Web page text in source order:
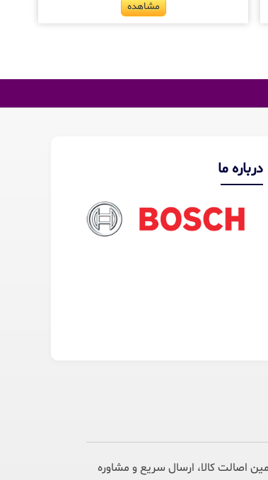
مشاهده
درباره ما
اصالت کالا، ارسال سریع و مشاوره